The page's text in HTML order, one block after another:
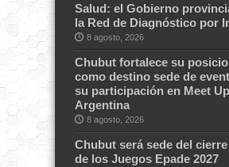
Salud: el Gobierno
la Red de Diagnóstico por
8 agosto, 2026
Chubut fortalece su
como destino sede de
su participación en Meet Up
Argentina
8 agosto, 2026
Chubut será sede del
de los Juegos Epade 2027